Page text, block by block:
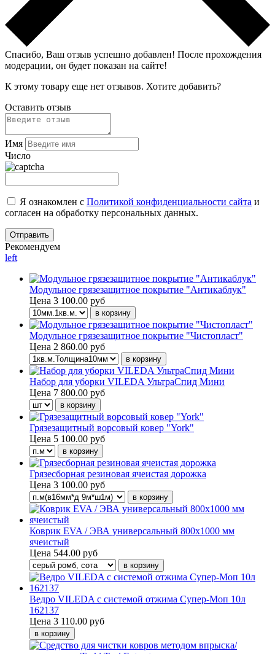
Спасибо, Ваш отзыв успешно добавлен! После прохождения
модерации, он будет показан на сайте!
К этому товару еще нет отзывов. Хотите добавить?
Оставить отзыв
Имя
Число
Я ознакомлен с Политикой конфиденциальности сайта и
согласен на обработку персональных данных.
Рекомендуем
left
Модульное грязезащитное покрытие "Антикаблук"
Цена 3 100.00 руб
Модульное грязезащитное покрытие "Чистопласт"
Цена 2 860.00 руб
Набор для уборки VILEDA УльтраСпид Мини
Цена 7 800.00 руб
Грязезащитный ворсовый ковер "York"
Цена 5 100.00 руб
Грязесборная резиновая ячеистая дорожка
Цена 3 100.00 руб
Коврик EVA / ЭВА универсальный 800х1000 мм
ячеистый
Цена 544.00 руб
Ведро VILEDA с системой отжима Супер-Моп 10л
162137
Цена 3 110.00 руб